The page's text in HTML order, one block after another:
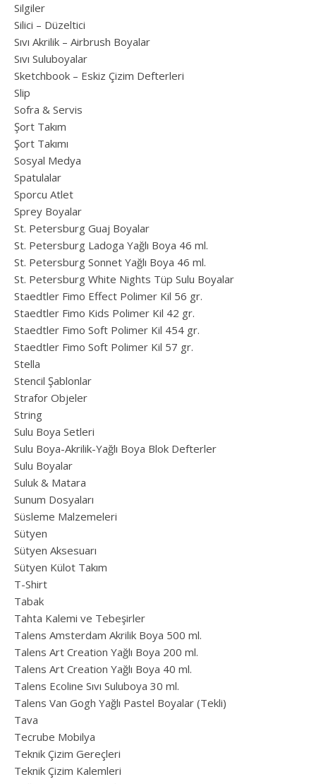
Silgiler
Silici – Düzeltici
Sıvı Akrilik – Airbrush Boyalar
Sıvı Suluboyalar
Sketchbook – Eskiz Çizim Defterleri
Slip
Sofra & Servis
Şort Takım
Şort Takımı
Sosyal Medya
Spatulalar
Sporcu Atlet
Sprey Boyalar
St. Petersburg Guaj Boyalar
St. Petersburg Ladoga Yağlı Boya 46 ml.
St. Petersburg Sonnet Yağlı Boya 46 ml.
St. Petersburg White Nights Tüp Sulu Boyalar
Staedtler Fimo Effect Polimer Kil 56 gr.
Staedtler Fimo Kids Polimer Kil 42 gr.
Staedtler Fimo Soft Polimer Kil 454 gr.
Staedtler Fimo Soft Polimer Kil 57 gr.
Stella
Stencil Şablonlar
Strafor Objeler
String
Sulu Boya Setleri
Sulu Boya-Akrilik-Yağlı Boya Blok Defterler
Sulu Boyalar
Suluk & Matara
Sunum Dosyaları
Süsleme Malzemeleri
Sütyen
Sütyen Aksesuarı
Sütyen Külot Takım
T-Shirt
Tabak
Tahta Kalemi ve Tebeşirler
Talens Amsterdam Akrilik Boya 500 ml.
Talens Art Creation Yağlı Boya 200 ml.
Talens Art Creation Yağlı Boya 40 ml.
Talens Ecoline Sıvı Suluboya 30 ml.
Talens Van Gogh Yağlı Pastel Boyalar (Tekli)
Tava
Tecrube Mobilya
Teknik Çizim Gereçleri
Teknik Çizim Kalemleri